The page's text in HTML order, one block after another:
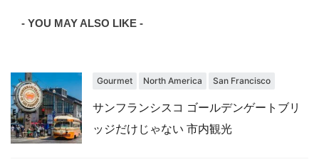
- YOU MAY ALSO LIKE -
Gourmet North America San Francisco
サンフランシスコ ゴールデンゲートブリ
ッジだけじゃない 市内観光